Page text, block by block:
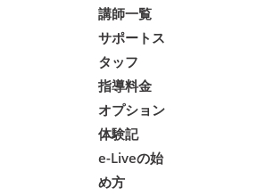
講師一覧
サポートス
タッフ
指導料金
オプション
体験記
e-Liveの始
め方